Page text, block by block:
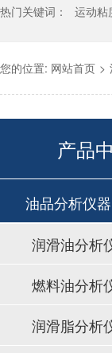
热门关键词： 运动粘
您的位置: 网站首页 >
产品
油品分析仪器
润滑油分析
燃料油分析
润滑脂分析